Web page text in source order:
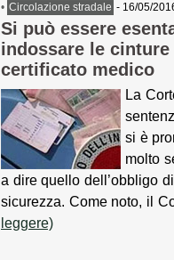
• Circolazione stradale - 16/05/
Si può essere
indossare le
certificato medico
La
si è
molto
a dire quello dell’obbligo
sicurezza. Come noto, il
leggere)